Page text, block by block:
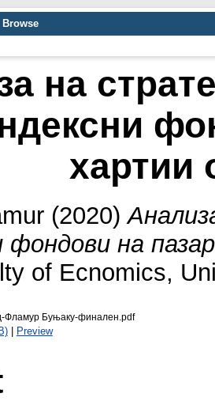
Browse
на
хартии
(2020)
фондови на
of Ecnomics,
Фламур Буњаку-финален.pdf
| Preview